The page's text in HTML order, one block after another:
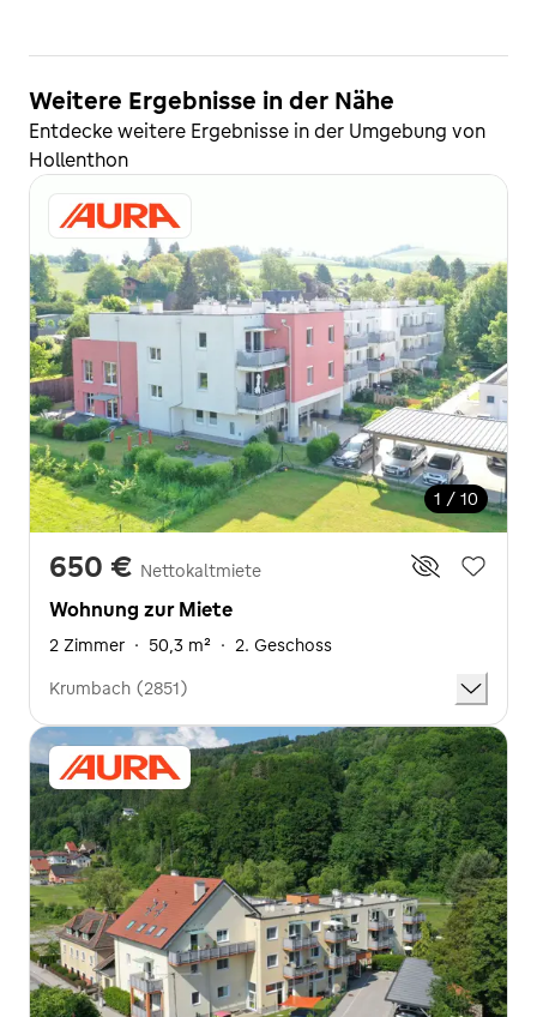
Weitere Ergebnisse in der Nähe
Entdecke weitere Ergebnisse in der Umgebung von
Hollenthon
1 / 10
650 € Nettokaltmiete
Wohnung zur Miete
2 Zimmer · 50,3 m² · 2. Geschoss
Krumbach (2851)